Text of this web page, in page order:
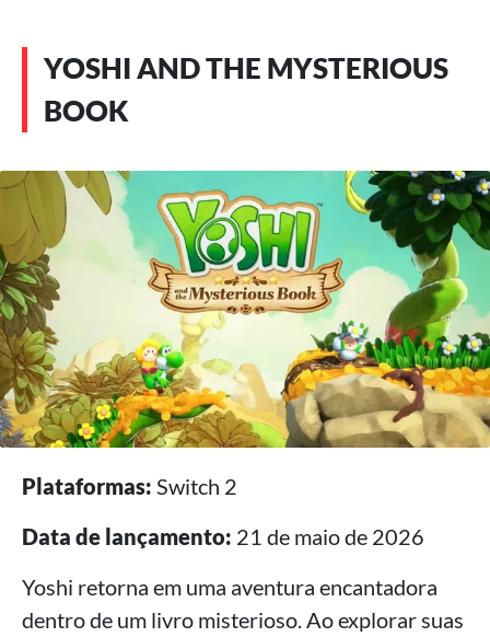
YOSHI AND THE MYSTERIOUS
BOOK
Plataformas: Switch 2
Data de lançamento: 21 de maio de 2026
Yoshi retorna em uma aventura encantadora
dentro de um livro misterioso. Ao explorar suas